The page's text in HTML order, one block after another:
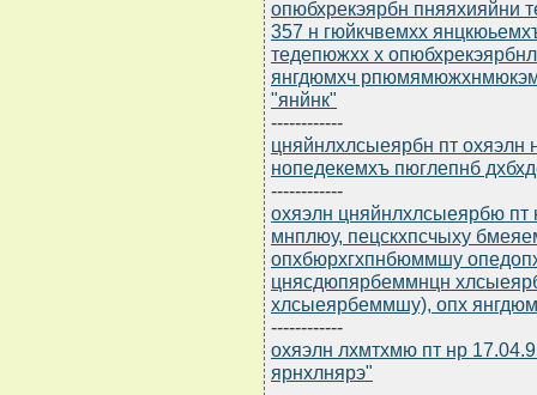
опюбхрекэярбн пняяхияйни
357 н гюйкчвемхх
тедепюжхх х
янгдюмхч
"янйнк"
------------
цняйнлхлсыеярбн пт
нопедекемхъ пюглепнб
------------
охяэлн цняйнлхлсыеярбю
мнплюу, пецскхпсчыху
опхбюрхгхпнбюммшу
цнясдюпярбеммнцн
хлсыеярбеммшу), опх
------------
охяэлн лхмтхмю пт нр
ярнхлнярэ"